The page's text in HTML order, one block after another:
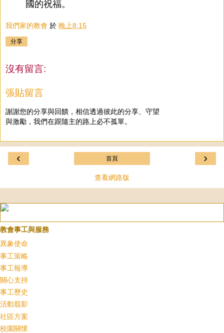
國的祝福。
我們家的教會 於 晚上8:15
分享
沒有留言:
張貼留言
謝謝您的分享與回饋，相信透過彼此的分享、守望
與激勵，我們在跟隨主的路上必不孤單。
‹ ›
首頁
查看網路版
教會事工與服務
異象使命
事工策略
事工報導
關心支持
事工歷史
活動翦影
社區方案
校園關懷